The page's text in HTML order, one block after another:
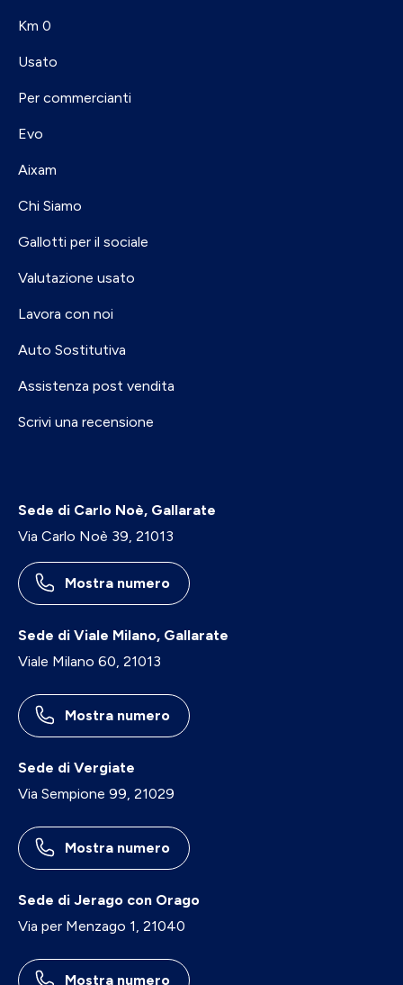
Km 0
Usato
Per commercianti
Evo
Aixam
Chi Siamo
Gallotti per il sociale
Valutazione usato
Lavora con noi
Auto Sostitutiva
Assistenza post vendita
Scrivi una recensione
Sede di Carlo Noè, Gallarate
Via Carlo Noè 39, 21013
Mostra numero
Sede di Viale Milano, Gallarate
Viale Milano 60, 21013
Mostra numero
Sede di Vergiate
Via Sempione 99, 21029
Mostra numero
Sede di Jerago con Orago
Via per Menzago 1, 21040
Mostra numero